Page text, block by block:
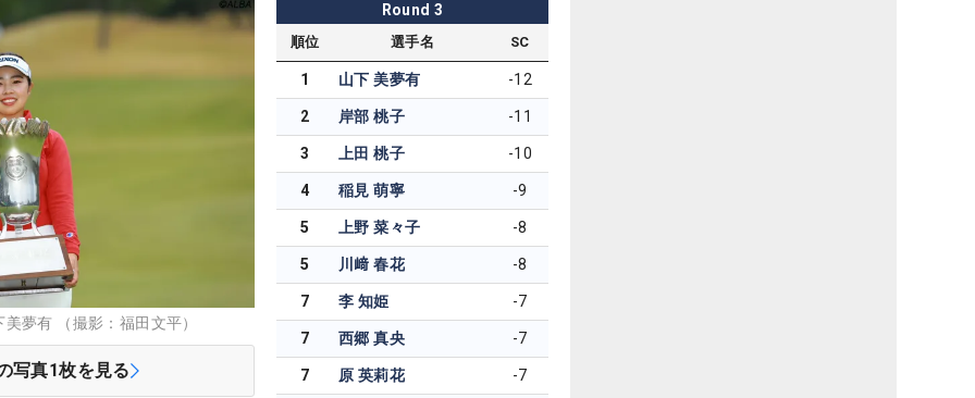
夢有 （撮影：福田文平）
写真1枚を見る
Round 3
順位 選手名 SC
1 山下 美夢有 -12
2 岸部 桃子 -11
3 上田 桃子 -10
4 稲見 萌寧 -9
5 上野 菜々子 -8
5 川﨑 春花 -8
7 李 知姫 -7
7 西郷 真央 -7
7 原 英莉花 -7